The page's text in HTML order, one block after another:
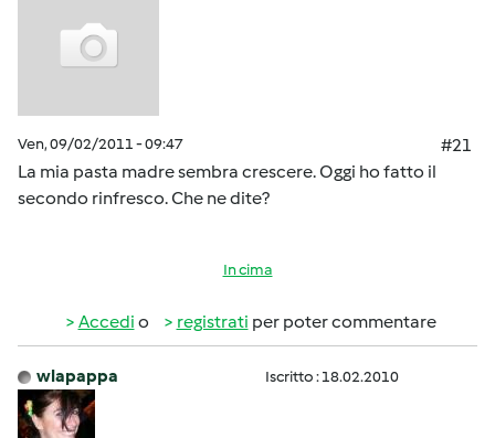
Ven, 09/02/2011 - 09:47
#21
La mia pasta madre sembra crescere. Oggi ho fatto il
secondo rinfresco. Che ne dite?
In cima
Accedi o registrati per poter commentare
wlapappa Iscritto : 18.02.2010